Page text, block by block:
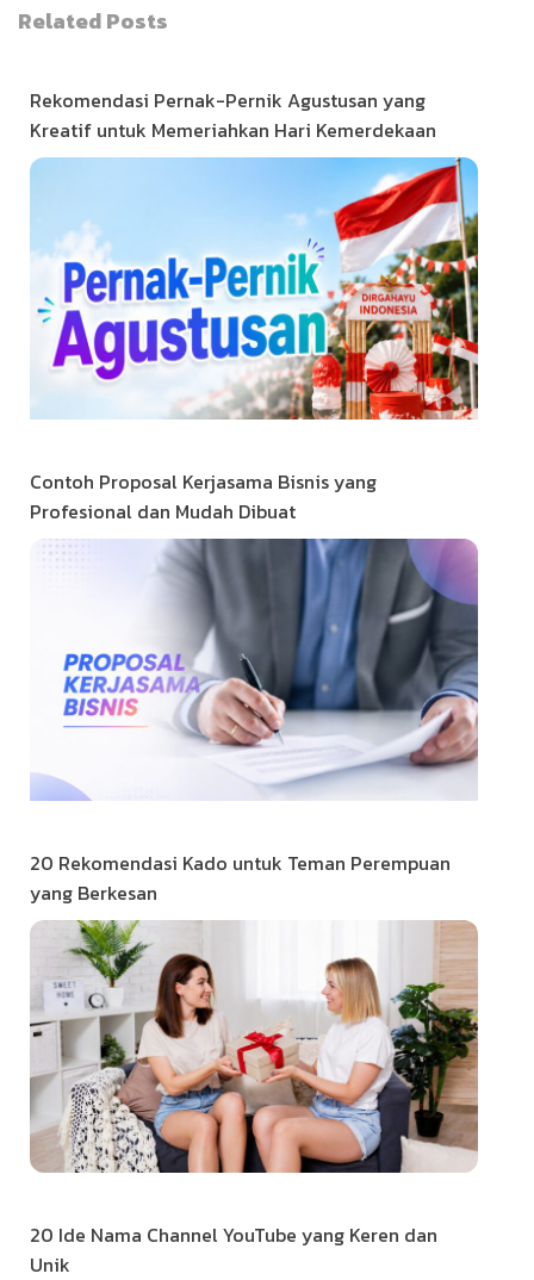
Related Posts
Rekomendasi Pernak-Pernik Agustusan yang
Kreatif untuk Memeriahkan Hari Kemerdekaan
Contoh Proposal Kerjasama Bisnis yang
Profesional dan Mudah Dibuat
20 Rekomendasi Kado untuk Teman Perempuan
yang Berkesan
20 Ide Nama Channel YouTube yang Keren dan
Unik